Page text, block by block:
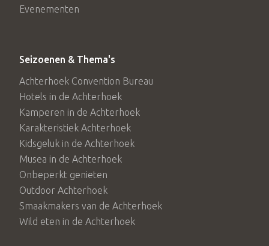
Evenementen
Seizoenen & Thema's
Achterhoek Convention Bureau
Hotels in de Achterhoek
Kamperen in de Achterhoek
Karakteristiek Achterhoek
Kidsgeluk in de Achterhoek
Musea in de Achterhoek
Onbeperkt genieten
Outdoor Achterhoek
Smaakmakers van de Achterhoek
Wild eten in de Achterhoek